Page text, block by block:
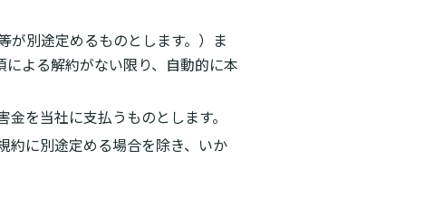
が別途定めるものとします。）ま
よる解約がない限り、自動的に本
を当社に支払うものとします。
約に別途定める場合を除き、いか